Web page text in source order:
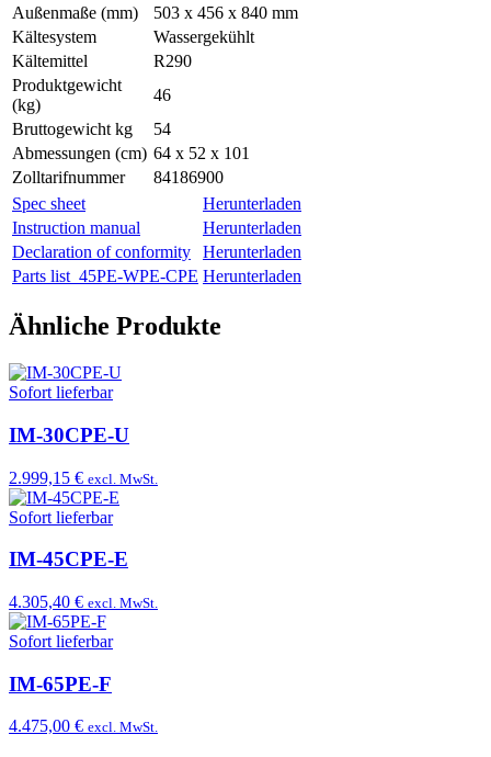
Außenmaße (mm)
503 x 456 x 840 mm
Kältesystem
Wassergekühlt
Kältemittel
R290
Produktgewicht
(kg)
46
Bruttogewicht kg
54
Abmessungen (cm) 64 x 52 x 101
Zolltarifnummer
84186900
Spec sheet
Herunterladen
Instruction manual
Herunterladen
Declaration of conformity
Herunterladen
Parts list_45PE-WPE-CPE Herunterladen
Ähnliche Produkte
Sofort lieferbar
IM-30CPE-U
2.999,15 € excl. MwSt.
Sofort lieferbar
IM-45CPE-E
4.305,40 € excl. MwSt.
Sofort lieferbar
IM-65PE-F
4.475,00 € excl. MwSt.